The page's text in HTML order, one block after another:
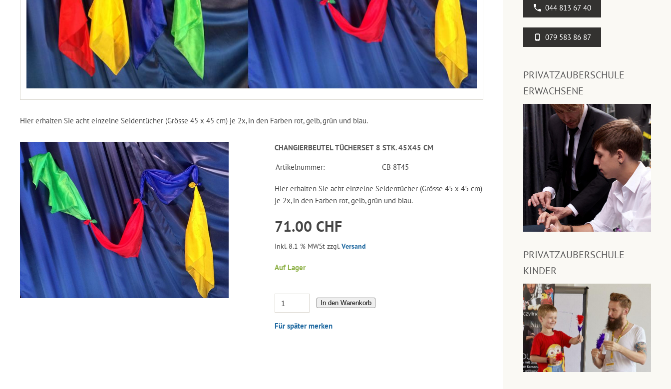
Hier erhalten Sie acht einzelne Seidentücher (Grösse 45 x 45 cm) je 2x, in den Farben rot, gelb, grün und blau.
CHANGIERBEUTEL TÜCHERSET 8 STK. 45X45 CM
Artikelnummer: CB 8T45
Hier erhalten Sie acht einzelne Seidentücher (Grösse 45 x 45 cm)
je 2x, in den Farben rot, gelb, grün und blau.
71.00 CHF
Inkl. 8.1 % MWSt zzgl.Versand
Auf Lager
In den Warenkorb
Für später merken
044 813 67 40
079 583 86 87
PRIVATZAUBERSCHULE
ERWACHSENE
PRIVATZAUBERSCHULE
KINDER